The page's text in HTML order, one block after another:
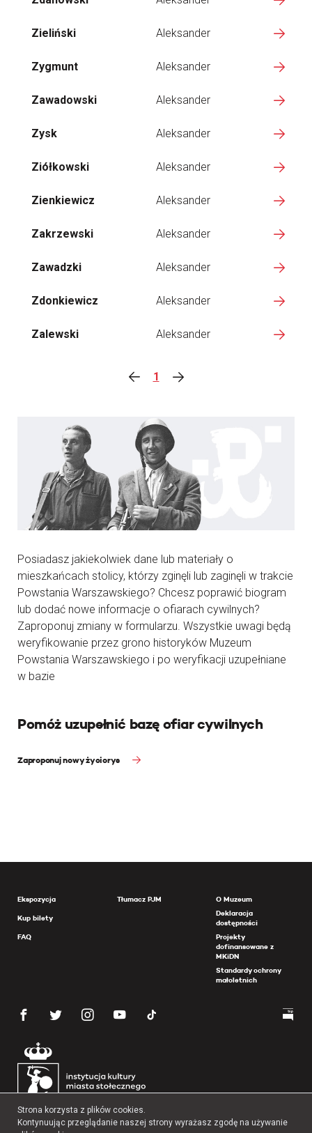
Zieliński Aleksander
Zygmunt Aleksander
Zawadowski Aleksander
Zysk Aleksander
Ziółkowski Aleksander
Zienkiewicz Aleksander
Zakrzewski Aleksander
Zawadzki Aleksander
Zdonkiewicz Aleksander
Zalewski Aleksander
1
Posiadasz jakiekolwiek dane lub materiały o
mieszkańcach stolicy, którzy zginęli lub zaginęli w trakcie
Powstania Warszawskiego? Chcesz poprawić biogram
lub dodać nowe informacje o ofiarach cywilnych?
Zaproponuj zmiany w formularzu. Wszystkie uwagi będą
weryfikowanie przez grono historyków Muzeum
Powstania Warszawskiego i po weryfikacji uzupełniane
w bazie
Pomóż uzupełnić bazę ofiar cywilnych
Zaproponuj nowy życiorys
Ekspozycja
Kup bilety
FAQ
Tłumacz PJM
O Muzeum
Deklaracja
dostępności
Projekty
dofinansowane z
MKiDN
Standardy ochrony
małoletnich
Strona korzysta z plików cookies.
Kontynuując przeglądanie naszej strony wyrażasz zgodę na używanie